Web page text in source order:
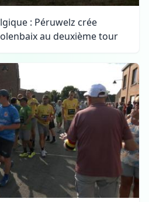
: Péruwelz crée
au deuxième tour